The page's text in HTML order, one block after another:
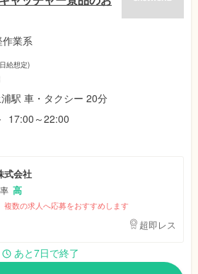
業系
給想定)
駅 車・タクシー 20分
17:00～22:00
式会社
高
数の求人へ応募をおすすめします
超即レス
あと7日で終了